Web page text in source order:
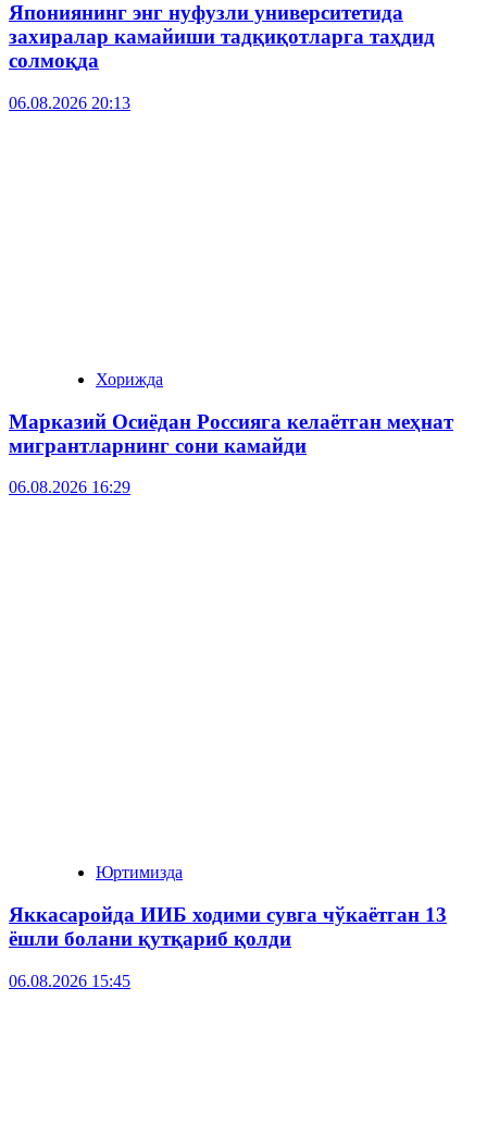
Япониянинг энг нуфузли университетида
захиралар камайиши тадқиқотларга таҳдид
солмоқда
06.08.2026 20:13
Хорижда
Марказий Осиёдан Россияга келаётган меҳнат
мигрантларнинг сони камайди
06.08.2026 16:29
Юртимизда
Яккасаройда ИИБ ходими сувга чўкаётган 13
ёшли болани қутқариб қолди
06.08.2026 15:45